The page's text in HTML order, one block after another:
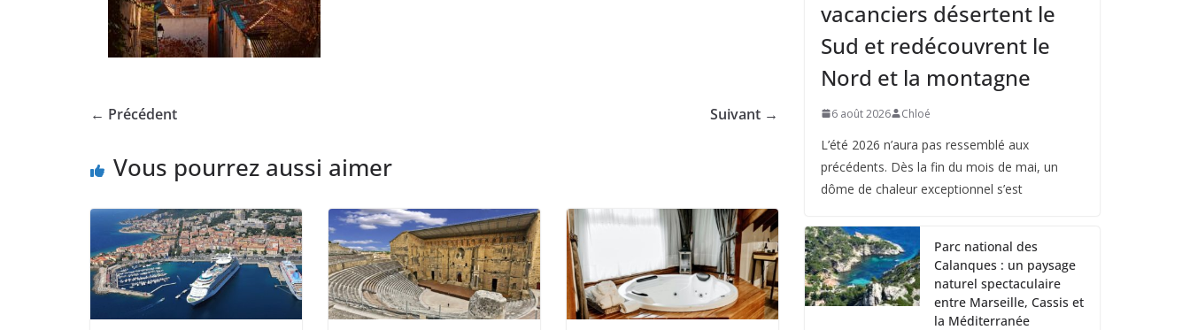
← Précédent Suivant →
Vous pourrez aussi aimer
vacanciers désertent le
Sud et redécouvrent le
Nord et la montagne
6 août 2026 Chloé
L’été 2026 n’aura pas ressemblé aux
précédents. Dès la fin du mois de mai, un
dôme de chaleur exceptionnel s’est
Parc national des
Calanques : un paysage
naturel spectaculaire
entre Marseille, Cassis et
la Méditerranée